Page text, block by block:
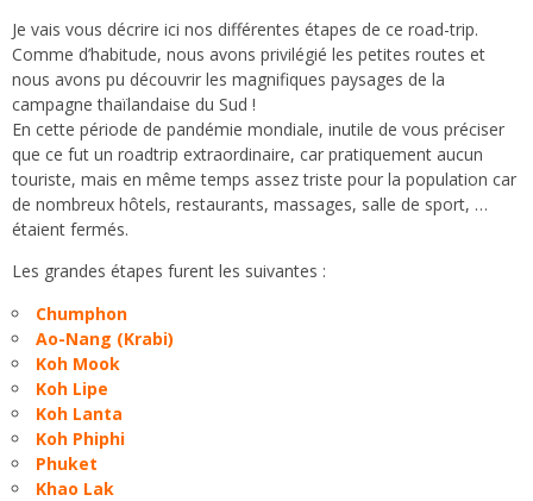
Je vais vous décrire ici nos différentes étapes de ce road-trip.
Comme d’habitude, nous avons privilégié les petites routes et
nous avons pu découvrir les magnifiques paysages de la
campagne thaïlandaise du Sud !
En cette période de pandémie mondiale, inutile de vous préciser
que ce fut un roadtrip extraordinaire, car pratiquement aucun
touriste, mais en même temps assez triste pour la population car
de nombreux hôtels, restaurants, massages, salle de sport, …
étaient fermés.
Les grandes étapes furent les suivantes :
Chumphon
Ao-Nang (Krabi)
Koh Mook
Koh Lipe
Koh Lanta
Koh Phiphi
Phuket
Khao Lak